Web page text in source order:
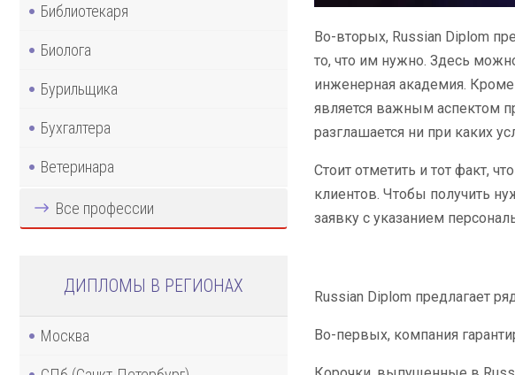
Библиотекаря
Биолога
Бурильщика
Бухгалтера
Ветеринара
Все профессии
ДИПЛОМЫ В РЕГИОНАХ
Москва
Во-вторых, Russian Diplom
то, что им нужно. Здесь
инженерная академия. Кроме
является важным аспектом
разглашается ни при каких
Стоит отметить и тот факт,
клиентов. Чтобы получить
заявку с указанием
Russian Diplom предлагает
Во-первых, компания